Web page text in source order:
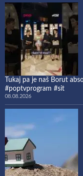
Tukaj pa je naš Borut
#poptvprogram #sit
08.08.2026